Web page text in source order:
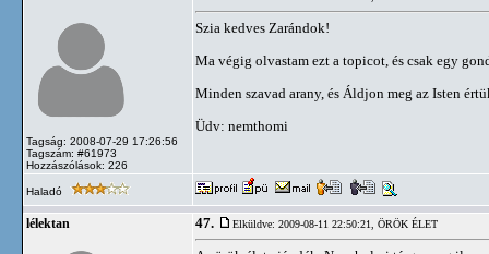
Tagság: 2008-07-29 17:26:56
Tagszám: #61973
Hozzászólások: 226
Szia kedves Zarándok!
Ma végig olvastam ezt a topicot, és csak egy
Minden szavad arany, és Áldjon meg az Isten
Üdv: nemthomi
Haladó
lélektan 47. Elküldve: 2009-08-11 22:50:21, ÖRÖK ÉLET